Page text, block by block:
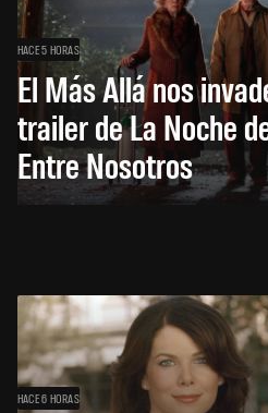
HACE 5 HORAS
El Más Allá nos
trailer de La Noche
Entre Nosotros
HACE 6 HORAS